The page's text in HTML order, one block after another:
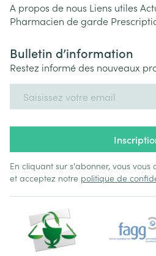
A propos de nous Liens utiles
Pharmacien de garde
Bulletin d’information
Restez informé des nouveaux
En cliquant sur s'abonner, vous
et acceptez notre politique de